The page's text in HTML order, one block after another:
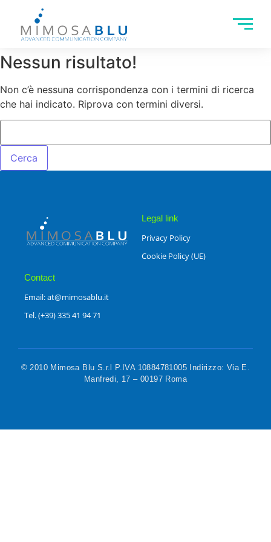
Nessun risultato!
Non c’è nessuna corrispondenza con i termini di ricerca
che hai indicato. Riprova con termini diversi.
Legal link
Privacy Policy
Cookie Policy (UE)
Contact
Email: at@mimosablu.it
Tel. (+39) 335 41 94 71
© 2010 Mimosa Blu S.r.l P.IVA 10884781005 Indirizzo: Via E.
Manfredi, 17 – 00197 Roma